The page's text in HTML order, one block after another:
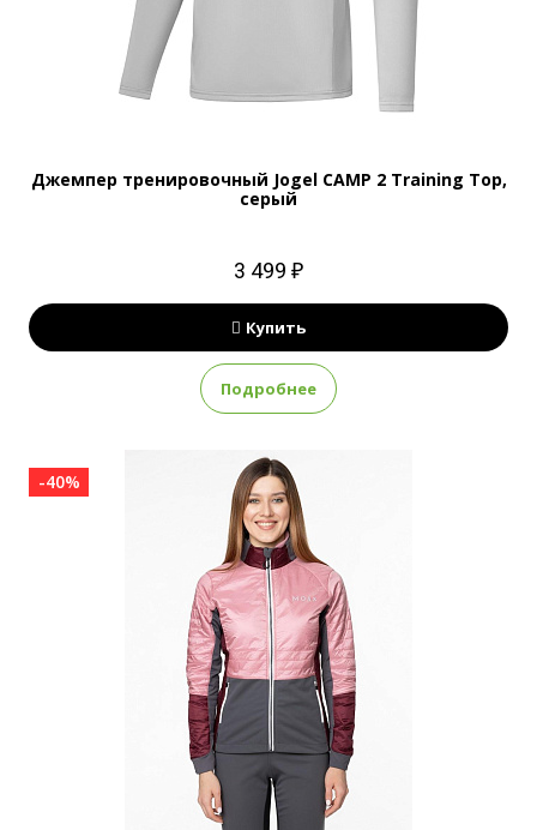
Джемпер тренировочный Jogel CAMP 2 Training Top,
серый
3 499 ₽
Купить
Подробнее
-40%